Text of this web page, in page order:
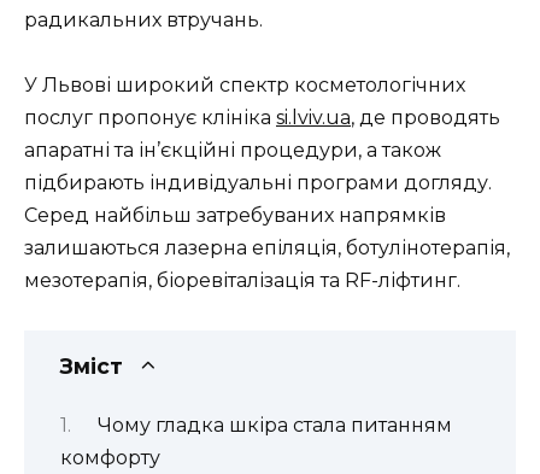
радикальних втручань.
У Львові широкий спектр косметологічних
послуг пропонує клініка si.lviv.ua, де проводять
апаратні та ін’єкційні процедури, а також
підбирають індивідуальні програми догляду.
Серед найбільш затребуваних напрямків
залишаються лазерна епіляція, ботулінотерапія,
мезотерапія, біоревіталізація та RF-ліфтинг.
Зміст
Чому гладка шкіра стала питанням
комфорту